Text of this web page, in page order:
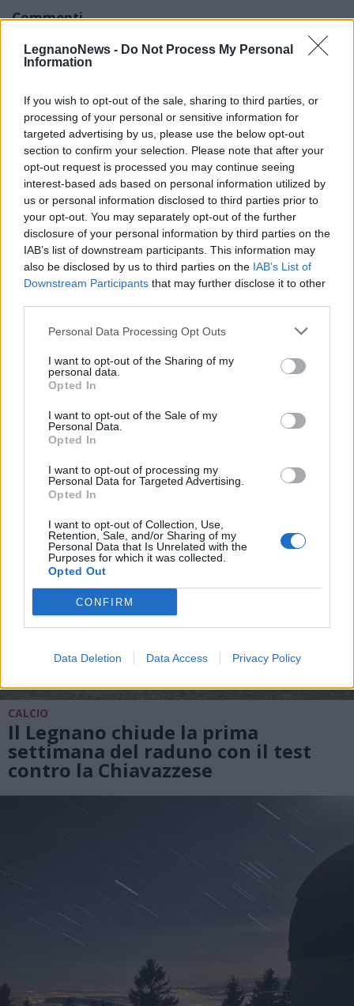
LegnanoNews - Do Not Process My Personal
Information
If you wish to opt-out of the sale, sharing to third parties, or
processing of your personal or sensitive information for
targeted advertising by us, please use the below opt-out
section to confirm your selection. Please note that after your
opt-out request is processed you may continue seeing
interest-based ads based on personal information utilized by
us or personal information disclosed to third parties prior to
your opt-out. You may separately opt-out of the further
disclosure of your personal information by third parties on the
IAB’s list of downstream participants. This information may
also be disclosed by us to third parties on the IAB’s List of
Downstream Participants that may further disclose it to other
Personal Data Processing Opt Outs
I want to opt-out of the Sharing of my
personal data.
Opted In
I want to opt-out of the Sale of my
Personal Data.
Opted In
I want to opt-out of processing my
Personal Data for Targeted Advertising.
Opted In
I want to opt-out of Collection, Use,
Retention, Sale, and/or Sharing of my
Personal Data that Is Unrelated with the
Purposes for which it was collected.
Opted Out
CONFIRM
Data Deletion Data Access Privacy Policy
Commenti
Accedio registratiper commentare questo
articolo.
di VareseNews.it, che rimane autonoma e indipendente. I messaggi inclusi nei
commenti non sono testi giornalistici, ma post inviati dai singoli lettori che
possono essere automaticamente pubblicati senza filtro preventivo. I commenti
che includano uno o più link a siti esterni verranno rimossi in automatico dal
sistema.
ALTRE NOTIZIE DI LEGNANO
CALCIO
Il Legnano chiude la prima
settimana del raduno con il test
contro la Chiavazzese